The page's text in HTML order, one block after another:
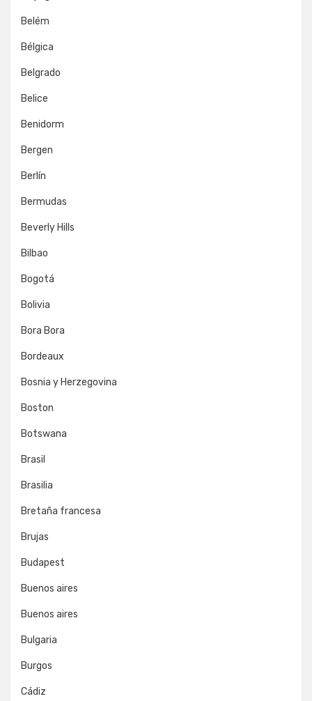
Belém
Bélgica
Belgrado
Belice
Benidorm
Bergen
Berlín
Bermudas
Beverly Hills
Bilbao
Bogotá
Bolivia
Bora Bora
Bordeaux
Bosnia y Herzegovina
Boston
Botswana
Brasil
Brasilia
Bretaña francesa
Brujas
Budapest
Buenos aires
Buenos aires
Bulgaria
Burgos
Cádiz